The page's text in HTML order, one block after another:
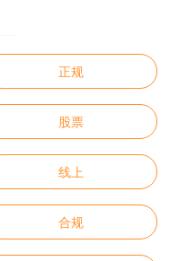
正规
股票
线上
合规